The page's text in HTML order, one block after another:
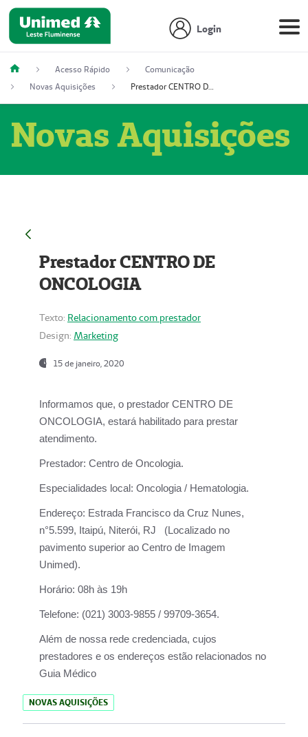
Login
Acesso Rápido
Comunicação
Novas Aquisições
Prestador CENTRO DE ONCOLOGIA
Novas Aquisições
Prestador CENTRO DE
ONCOLOGIA
Texto: Relacionamento com prestador
Design: Marketing
15 de janeiro, 2020
Informamos que, o prestador CENTRO DE
ONCOLOGIA, estará habilitado para prestar
atendimento.
Prestador: Centro de Oncologia.
Especialidades local: Oncologia / Hematologia.
Endereço: Estrada Francisco da Cruz Nunes,
n°5.599, Itaipú, Niterói, RJ (Localizado no
pavimento superior ao Centro de Imagem
Unimed).
Horário: 08h às 19h
Telefone: (021) 3003-9855 / 99709-3654.
Além de nossa rede credenciada, cujos
prestadores e os endereços estão relacionados no
Guia Médico
NOVAS AQUISIÇÕES